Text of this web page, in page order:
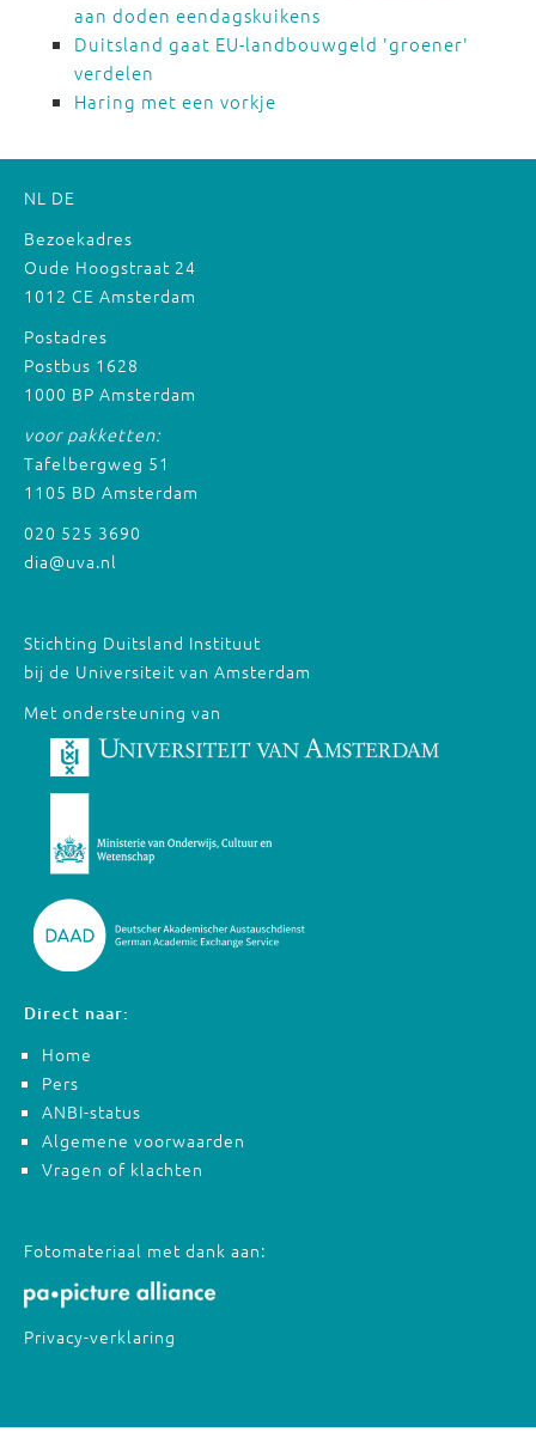
aan doden eendagskuikens
Duitsland gaat EU-landbouwgeld 'groener'
verdelen
Haring met een vorkje
NL DE
Bezoekadres
Oude Hoogstraat 24
1012 CE Amsterdam
Postadres
Postbus 1628
1000 BP Amsterdam
voor pakketten:
Tafelbergweg 51
1105 BD Amsterdam
020 525 3690
dia@uva.nl
Stichting Duitsland Instituut
bij de Universiteit van Amsterdam
Met ondersteuning van
Direct naar:
Home
Pers
ANBI-status
Algemene voorwaarden
Vragen of klachten
Fotomateriaal met dank aan:
Privacy-verklaring